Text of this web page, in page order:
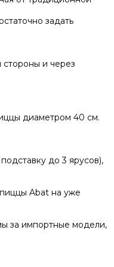
задать
и через
диаметром 40 см.
до 3 ярусов),
Abat на уже
за импортные модели,